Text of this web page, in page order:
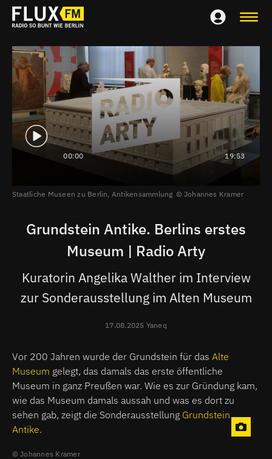
00:00 19:53
Staatliche Museen zu Berlin, Antikensammlung Johannes Kramer
Grundstein Antike. Berlins erstes
Museum | Radio Arty
Kuratorin Angelika Walther im Interview
zur Sonderausstellung im Alten Museum
17.08.2025 Yaneq
Vor 200 Jahren wurde der Grundstein für das Alte
Museum gelegt, das damals das erste öffentliche
Museum in ganz Preußen war. Wie es zur Gründung kam,
wie das Museum damals aussah und was es dort zu
sehen gab, zeigt die Sonderausstellung Grundstein
Antike.
Johannes Kramer